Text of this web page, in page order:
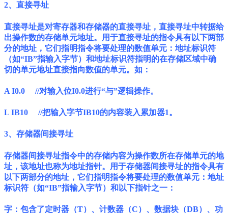
2、直接寻址
直接寻址是对寄存器和存储器的直接寻址，直接寻址中转据给
出操作数的存储单元地址。用于直接寻址的指令具有以下两部
分的地址，它们指明指令将要处理的数值单元：地址标识符
（如“IB”指输入字节）和地址标识符指明的在存储区域中确
切的单元地址直接指向数值的单元。如：
A I0.0 //对输入位I0.0进行“与”逻辑操作。
L IB10 //把输入字节IB10的内容装入累加器1。
3、存储器间接寻址
存储器间接寻址指令中的存储内容为操作数所在存储单元的地
址，该地址也称为地址指针。用于存储器间接寻址的指令具有
以下两部分的地址，它们指明指令将要处理的数值单元：地址
标识符（如“IB”指输入字节）和以下指针之一：
字：包含了定时器（T）、计数器（C）、数据块（DB）、功